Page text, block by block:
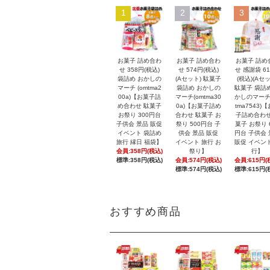
1
お菓子 詰め合わ
せ 358円(税込)
袋詰め おかしの
マーチ (omtma2
00a)【お菓子詰
め合わせ 駄菓子
お祭り 300円台
子供会 景品 販促
イベント 袋詰め
旅行 縁日 福袋】
会員:358円(税込)
標準:358円(税込)
2
お菓子 詰め合わ
せ 574円(税込)
(Aセット) 駄菓子
袋詰め おかしの
マーチ(omtma30
0a)【お菓子詰め
合わせ 駄菓子 お
祭り 500円台 子
供会 景品 販促
イベント 旅行 お
祭り】
会員:574円(税込)
標準:574円(税込)
3
お菓子 詰め
せ 感謝袋
(税込)(Aセ
駄菓子 袋詰
かしのマー
tma7543)【
子詰め合わ
菓子 お祭り
円台 子供会
販促 イベン
行】
会員:615円(
標準:615円(
おすすめ商品